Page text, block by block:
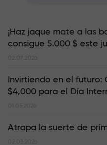
¡Haz jaque mate a las
consigue 5.000 $ este
02.07.2026
Invirtiendo en el futuro:
$4,000 para el Día
01.05.2026
Atrapa la suerte de
02.03.2026